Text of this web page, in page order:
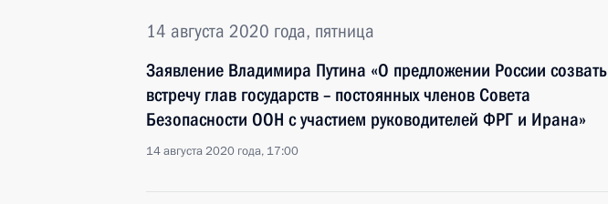
14 августа 2020 года, пятница
Заявление Владимира Путина «О предложении России созвать
встречу глав государств – постоянных членов Совета
Безопасности ООН с участием руководителей ФРГ и Ирана»
14 августа 2020 года, 17:00